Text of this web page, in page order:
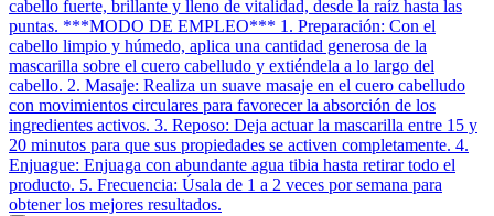
cabello fuerte, brillante y lleno de vitalidad, desde la raíz hasta las
puntas. ***MODO DE EMPLEO*** 1. Preparación: Con el
cabello limpio y húmedo, aplica una cantidad generosa de la
mascarilla sobre el cuero cabelludo y extiéndela a lo largo del
cabello. 2. Masaje: Realiza un suave masaje en el cuero cabelludo
con movimientos circulares para favorecer la absorción de los
ingredientes activos. 3. Reposo: Deja actuar la mascarilla entre 15 y
20 minutos para que sus propiedades se activen completamente. 4.
Enjuague: Enjuaga con abundante agua tibia hasta retirar todo el
producto. 5. Frecuencia: Úsala de 1 a 2 veces por semana para
obtener los mejores resultados.